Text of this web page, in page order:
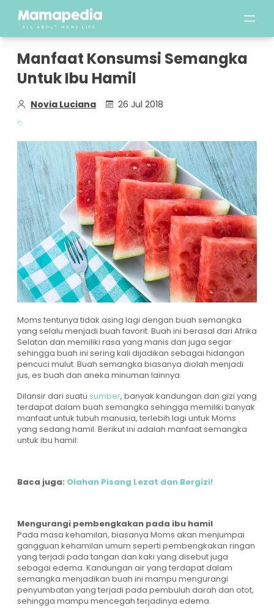
Manfaat Konsumsi Semangka
Untuk Ibu Hamil
Novia Luciana 26 Jul 2018
Moms tentunya tidak asing lagi dengan buah semangka
yang selalu menjadi buah favorit. Buah ini berasal dari Afrika
Selatan dan memiliki rasa yang manis dan juga segar
sehingga buah ini sering kali dijadikan sebagai hidangan
pencuci mulut. Buah semangka biasanya diolah menjadi
jus, es buah dan aneka minuman lainnya.
Dilansir dari suatu sumber, banyak kandungan dan gizi yang
terdapat dalam buah semangka sehingga memiliki banyak
manfaat untuk tubuh manusia, terlebih lagi untuk Moms
yang sedang hamil. Berikut ini adalah manfaat semangka
untuk ibu hamil:
Baca juga: Olahan Pisang Lezat dan Bergizi!
Mengurangi pembengkakan pada ibu hamil
Pada masa kehamilan, biasanya Moms akan menjumpai
gangguan kehamilan umum seperti pembengkakan ringan
yang terjadi pada tangan dan kaki yang disebut juga
sebagai edema. Kandungan air yang terdapat dalam
semangka menjadikan buah ini mampu mengurangi
penyumbatan yang terjadi pada pembuluh darah dan otot,
sehingga mampu mencegah terjadinya edema.